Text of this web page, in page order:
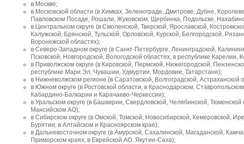
в Москве;
в Московской области (в Химках, Зеленограде, Дмитрове, Дубне,
Павловском Посаде, Рошали, Жуковском, Щербинка, Подольске, Нахабино
в Центральном округе (в Смоленской, Тверской, Ярославской,
Калужской, Брянской, Тульской, Орловской, Курской, Белгородской,
Воронежской областях);
в Северо-Западном округе (в Санкт-Петербурге, Ленинградской,
Псковской, Новгородской, Вологодской областях, в республике Карелии,
в Приволжском округе (в Кировской, Пермской, Нижегородской,
республике Мари Эл, Чувашии, Удмуртии, Мордовии, Татарстане);
в Нижневолжском регионе (в Саратовской, Волгоградской, Астраханской
в Южном округе (в Ростовской области, в Краснодарском,
Кабардино-Балкарии и Карачаево-Черкессии);
в Уральском округе (в Башкирии, Свердловской, Челябинской,
Мансийском АО);
в Сибирском округе (в Омской, Томской, Новосибирской, Кемеровской,
Бурятии, в Алтайском и Красноярском крае);
в Дальневосточном округе (в Амурской, Сахалинской, Магаданской,
Приморском краях, в Еврейской АО, Якутии-Саха);